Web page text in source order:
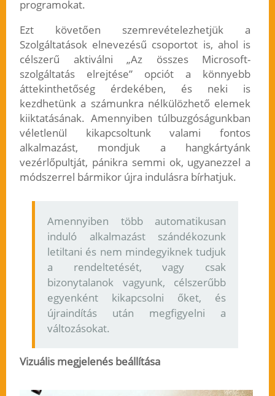
programokat.
Ezt követően szemrevételezhetjük a
Szolgáltatások elnevezésű csoportot is, ahol is
célszerű aktiválni „Az összes Microsoft-
szolgáltatás elrejtése” opciót a könnyebb
áttekinthetőség érdekében, és neki is
kezdhetünk a számunkra nélkülözhető elemek
kiiktatásának. Amennyiben túlbuzgóságunkban
véletlenül kikapcsoltunk valami fontos
alkalmazást, mondjuk a hangkártyánk
vezérlőpultját, pánikra semmi ok, ugyanezzel a
módszerrel bármikor újra indulásra bírhatjuk.
Amennyiben több automatikusan
induló alkalmazást szándékozunk
letiltani és nem mindegyiknek tudjuk
a rendeltetését, vagy csak
bizonytalanok vagyunk, célszerűbb
egyenként kikapcsolni őket, és
újraindítás után megfigyelni a
változásokat.
Vizuális megjelenés beállítása